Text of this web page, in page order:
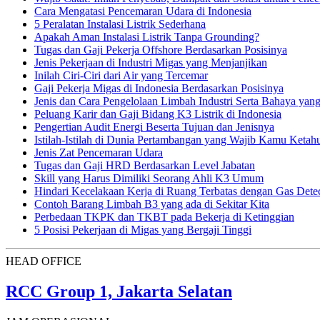
Cara Mengatasi Pencemaran Udara di Indonesia
5 Peralatan Instalasi Listrik Sederhana
Apakah Aman Instalasi Listrik Tanpa Grounding?
Tugas dan Gaji Pekerja Offshore Berdasarkan Posisinya
Jenis Pekerjaan di Industri Migas yang Menjanjikan
Inilah Ciri-Ciri dari Air yang Tercemar
Gaji Pekerja Migas di Indonesia Berdasarkan Posisinya
Jenis dan Cara Pengelolaan Limbah Industri Serta Bahaya
Peluang Karir dan Gaji Bidang K3 Listrik di Indonesia
Pengertian Audit Energi Beserta Tujuan dan Jenisnya
Istilah-Istilah di Dunia Pertambangan yang Wajib Kamu
Jenis Zat Pencemaran Udara
Tugas dan Gaji HRD Berdasarkan Level Jabatan
Skill yang Harus Dimiliki Seorang Ahli K3 Umum
Hindari Kecelakaan Kerja di Ruang Terbatas dengan Gas
Contoh Barang Limbah B3 yang ada di Sekitar Kita
Perbedaan TKPK dan TKBT pada Bekerja di Ketinggian
5 Posisi Pekerjaan di Migas yang Bergaji Tinggi
HEAD OFFICE
RCC Group 1, Jakarta Selatan